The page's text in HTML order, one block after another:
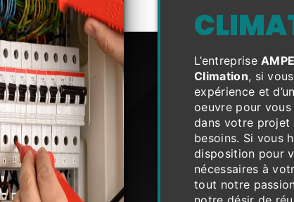
L’entreprise
Climation, si
expérience et
oeuvre pour
dans votre projet
besoins. Si vous
disposition pour
nécessaires à
tout notre